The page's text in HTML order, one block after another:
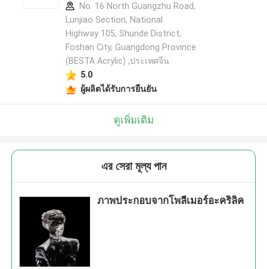
No. 16 North Guangzhu Road,
Lunjiao Section, National
Highway 105, Shunde District,
Foshan City, Guangdong Province
(BESTA Acrylic) ,ประเทศจีน
5.0
ผู้ผลิตได้รับการยืนยัน
ดูเพิ่มเติม
এর সেরা মূল্য পান
ภาพประกอบจากโพลีเมอร์อะคริลิค